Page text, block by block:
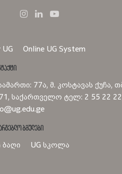
UG Online UG System
77ა, მ. კოსტავას ქუჩა,
საქართველო ტელ: 2 55 22
ბმულები
ბაღი UG სკოლა